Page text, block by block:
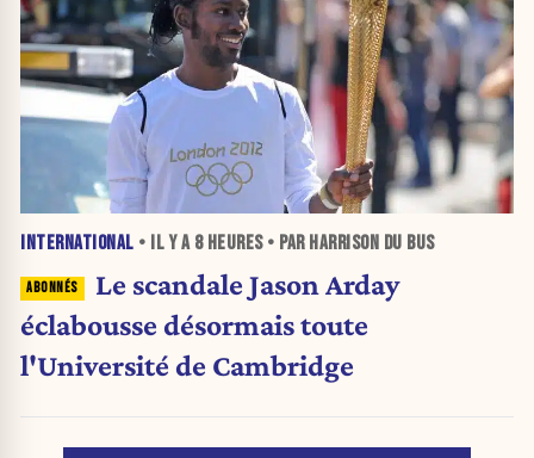
INTERNATIONAL • IL Y A 8 HEURES• PAR HARRISON DU BUS
Le scandale Jason Arday
éclabousse désormais toute
l'Université de Cambridge